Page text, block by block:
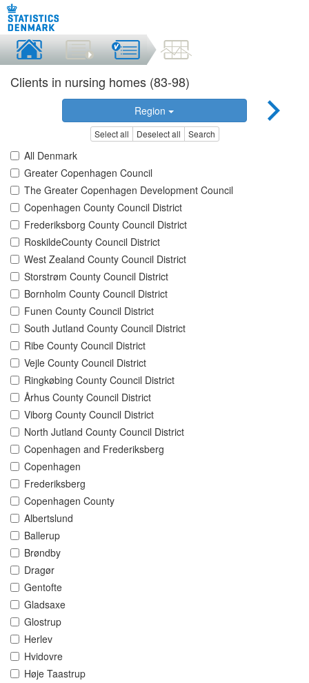
Clients in nursing homes (83-98)
Region
Select all Deselect all Search
All Denmark
Greater Copenhagen Council
The Greater Copenhagen Development Council
Copenhagen County Council District
Frederiksborg County Council District
RoskildeCounty Council District
West Zealand County Council District
Storstrøm County Council District
Bornholm County Council District
Funen County Council District
South Jutland County Council District
Ribe County Council District
Vejle County Council District
Ringkøbing County Council District
Århus County Council District
Viborg County Council District
North Jutland County Council District
Copenhagen and Frederiksberg
Copenhagen
Frederiksberg
Copenhagen County
Albertslund
Ballerup
Brøndby
Dragør
Gentofte
Gladsaxe
Glostrup
Herlev
Hvidovre
Høje Taastrup